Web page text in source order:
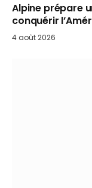
Alpine prépare
conquérir
4 août 2026